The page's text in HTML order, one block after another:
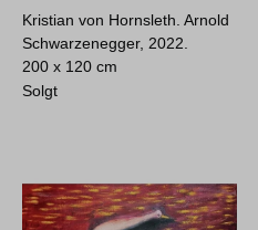
Kristian von Hornsleth. Arnold
Schwarzenegger, 2022.
200 x 120 cm
Solgt